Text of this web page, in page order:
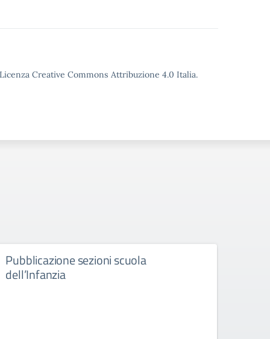
Creative Commons Attribuzione 4.0 Italia.
Pubblicazione sezioni scuola
dell’Infanzia